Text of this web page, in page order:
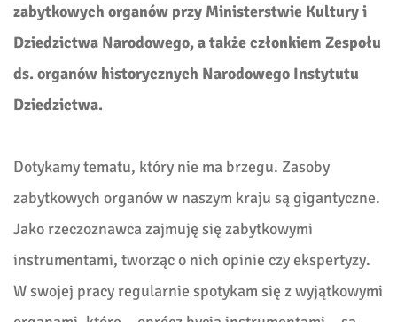
zabytkowych organów przy Ministerstwie Kultury i
Dziedzictwa Narodowego, a także członkiem Zespołu
ds. organów historycznych Narodowego Instytutu
Dziedzictwa.
Dotykamy tematu, który nie ma brzegu. Zasoby
zabytkowych organów w naszym kraju są gigantyczne.
Jako rzeczoznawca zajmuję się zabytkowymi
instrumentami, tworząc o nich opinie czy ekspertyzy.
W swojej pracy regularnie spotykam się z wyjątkowymi